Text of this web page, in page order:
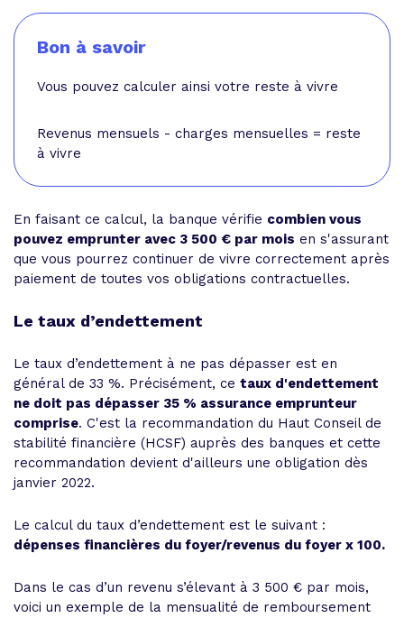
Bon à savoir
Vous pouvez calculer ainsi votre reste à vivre
Revenus mensuels - charges mensuelles = reste
à vivre
En faisant ce calcul, la banque vérifie combien vous
pouvez emprunter avec 3 500 € par mois en s'assurant
que vous pourrez continuer de vivre correctement après
paiement de toutes vos obligations contractuelles.
Le taux d’endettement
Le taux d’endettement à ne pas dépasser est en
général de 33 %. Précisément, ce taux d'endettement
ne doit pas dépasser 35 % assurance emprunteur
comprise. C'est la recommandation du Haut Conseil de
stabilité financière (HCSF) auprès des banques et cette
recommandation devient d'ailleurs une obligation dès
janvier 2022.
Le calcul du taux d’endettement est le suivant :
dépenses financières du foyer/revenus du foyer x 100.
Dans le cas d’un revenu s’élevant à 3 500 € par mois,
voici un exemple de la mensualité de remboursement